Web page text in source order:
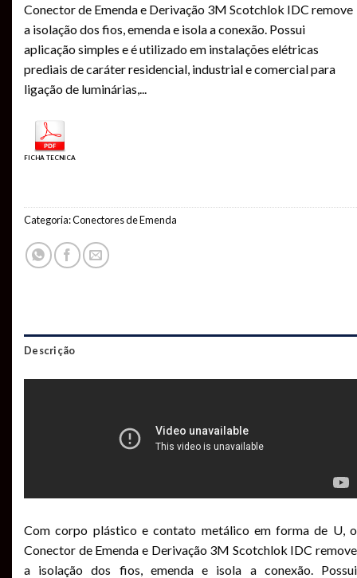
Conector de Emenda e Derivação 3M Scotchlok IDC remove
a isolação dos fios, emenda e isola a conexão. Possui
aplicação simples e é utilizado em instalações elétricas
prediais de caráter residencial, industrial e comercial para
ligação de luminárias,
FICHA TECNICA
Categoria:Conectores de Emenda
Descrição
Com corpo plástico e contato metálico em forma de U, o
Conector de Emenda e Derivação 3M Scotchlok IDC remove
a isolação dos fios, emenda e isola a conexão. Possui